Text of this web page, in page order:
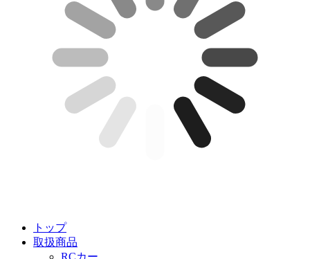
トップ
取扱商品